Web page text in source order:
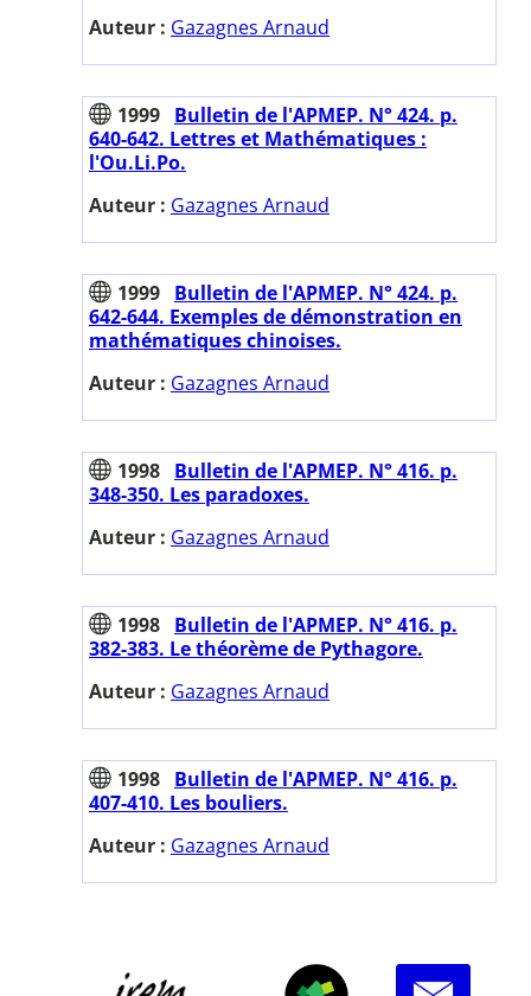
Auteur : Gazagnes Arnaud
1999 Bulletin de l'APMEP. N° 424. p.
640-642. Lettres et Mathématiques :
l'Ou.Li.Po.
Auteur : Gazagnes Arnaud
1999 Bulletin de l'APMEP. N° 424. p.
642-644. Exemples de démonstration en
mathématiques chinoises.
Auteur : Gazagnes Arnaud
1998 Bulletin de l'APMEP. N° 416. p.
348-350. Les paradoxes.
Auteur : Gazagnes Arnaud
1998 Bulletin de l'APMEP. N° 416. p.
382-383. Le théorème de Pythagore.
Auteur : Gazagnes Arnaud
1998 Bulletin de l'APMEP. N° 416. p.
407-410. Les bouliers.
Auteur : Gazagnes Arnaud